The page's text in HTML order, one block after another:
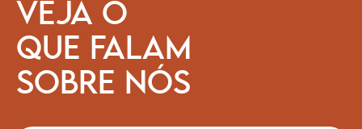
VEJA O
QUE FALAM
SOBRE NÓS